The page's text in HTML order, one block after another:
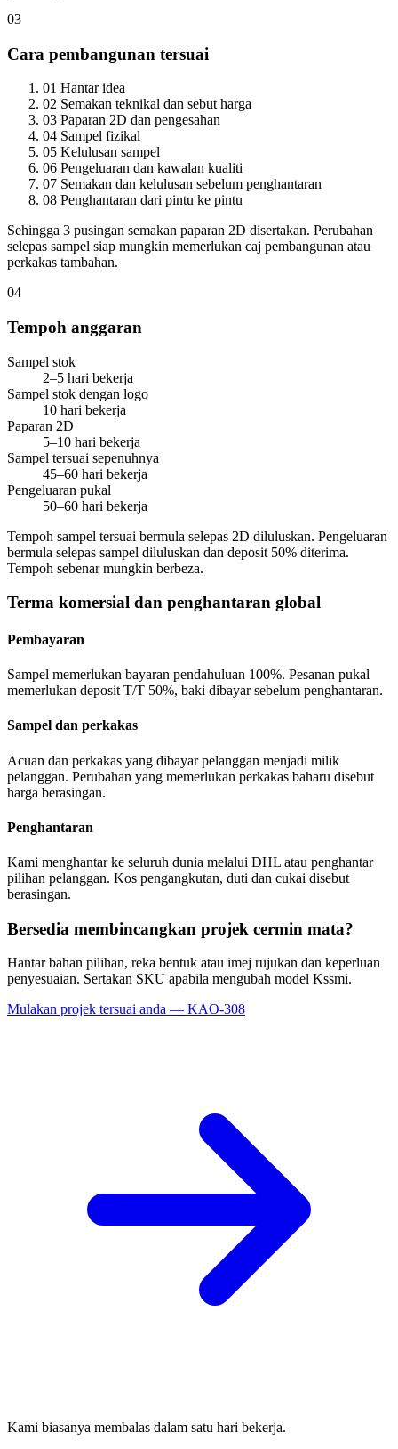
03
Cara pembangunan tersuai
01 Hantar idea
02 Semakan teknikal dan sebut harga
03 Paparan 2D dan pengesahan
04 Sampel fizikal
05 Kelulusan sampel
06 Pengeluaran dan kawalan kualiti
07 Semakan dan kelulusan sebelum penghantaran
08 Penghantaran dari pintu ke pintu
Sehingga 3 pusingan semakan paparan 2D disertakan. Perubahan
selepas sampel siap mungkin memerlukan caj pembangunan atau
perkakas tambahan.
04
Tempoh anggaran
Sampel stok
2–5 hari bekerja
Sampel stok dengan logo
10 hari bekerja
Paparan 2D
5–10 hari bekerja
Sampel tersuai sepenuhnya
45–60 hari bekerja
Pengeluaran pukal
50–60 hari bekerja
Tempoh sampel tersuai bermula selepas 2D diluluskan. Pengeluaran
bermula selepas sampel diluluskan dan deposit 50% diterima.
Tempoh sebenar mungkin berbeza.
Terma komersial dan penghantaran global
Pembayaran
Sampel memerlukan bayaran pendahuluan 100%. Pesanan pukal
memerlukan deposit T/T 50%, baki dibayar sebelum penghantaran.
Sampel dan perkakas
Acuan dan perkakas yang dibayar pelanggan menjadi milik
pelanggan. Perubahan yang memerlukan perkakas baharu disebut
harga berasingan.
Penghantaran
Kami menghantar ke seluruh dunia melalui DHL atau penghantar
pilihan pelanggan. Kos pengangkutan, duti dan cukai disebut
berasingan.
Bersedia membincangkan projek cermin mata?
Hantar bahan pilihan, reka bentuk atau imej rujukan dan keperluan
penyesuaian. Sertakan SKU apabila mengubah model Kssmi.
Mulakan projek tersuai anda — KAO-308
Kami biasanya membalas dalam satu hari bekerja.